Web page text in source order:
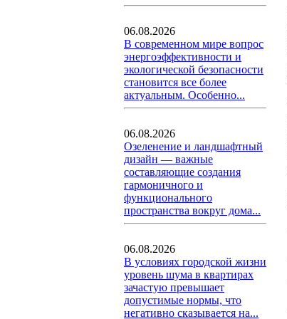
06.08.2026
В современном мире вопрос
энергоэффективности и
экологической безопасности
становится все более
актуальным. Особенно...
06.08.2026
Озеленение и ландшафтный
дизайн — важные
составляющие создания
гармоничного и
функционального
пространства вокруг дома...
06.08.2026
В условиях городской жизни
уровень шума в квартирах
зачастую превышает
допустимые нормы, что
негативно сказывается на...